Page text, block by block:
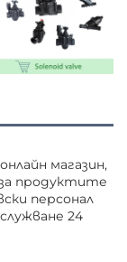
магазин,
продуктите
персонал
24